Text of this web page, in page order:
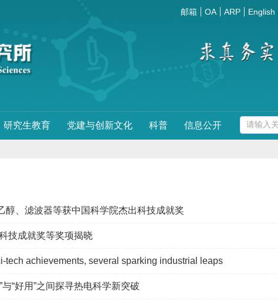
邮箱 OA ARP English
研究生教育 党建与创新文化 科普 信息公开
醇、滤波器等获中国科学院杰出科技成就奖
技成就奖等奖项揭晓
tech achievements, several sparking industrial leaps
“好用”之间探寻热电科学新突破